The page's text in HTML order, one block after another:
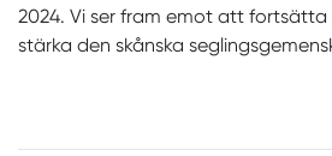
2024. Vi ser fram emot att
stärka den skånska